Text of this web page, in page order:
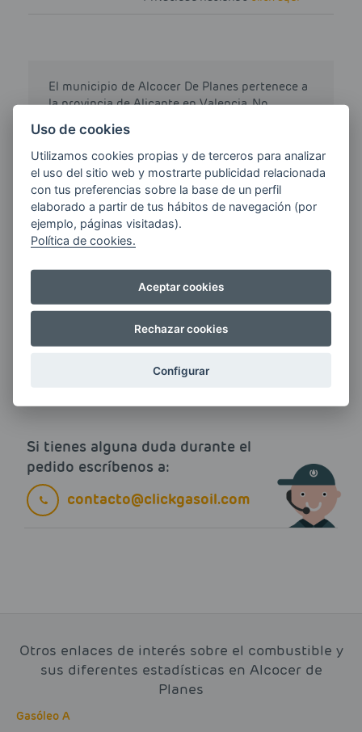
El municipio de Alcocer De Planes pertenece a
la provincia de Alicante en Valencia. No
disponemos de los precios del municipio
Alcocer De Planes, pero si te desplazas a Pilar
de la Horadada el precio de Gasoil Calefacción
te puede salir por 1.684 euros, es decir, llenar
un depósito de 42 litros te costaría 70.728
euros.
ClickGasoilsiempre gasoil al mejor precio,
Nota: Todos los precios de gasoil calefacción
de otros proveedores han sido obtenidos de
www.geoportalgasolineras.com.
Si tienes alguna duda durante el
pedido escríbenos a:
contacto@clickgasoil.com
Otros enlaces de interés sobre el combustible y
sus diferentes estadísticas en Alcocer de
Planes
Gasóleo A
Uso de cookies
Utilizamos cookies propias y de terceros para analizar
el uso del sitio web y mostrarte publicidad relacionada
con tus preferencias sobre la base de un perfil
elaborado a partir de tus hábitos de navegación (por
ejemplo, páginas visitadas).
Política de cookies.
Aceptar cookies
Rechazar cookies
Configurar